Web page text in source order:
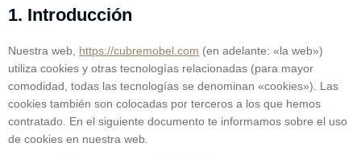
1. Introducción
Nuestra web, https://cubremobel.com (en adelante: «la web»)
utiliza cookies y otras tecnologías relacionadas (para mayor
comodidad, todas las tecnologías se denominan «cookies»). Las
cookies también son colocadas por terceros a los que hemos
contratado. En el siguiente documento te informamos sobre el uso
de cookies en nuestra web.